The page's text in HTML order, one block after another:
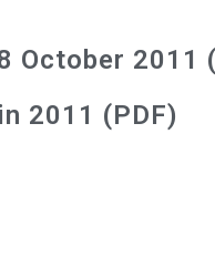
October 2011
2011 (PDF)